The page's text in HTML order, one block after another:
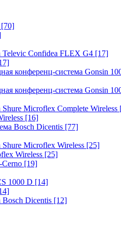
[70]
Televic Confidea FLEX G4 [17]
конференц-система Gonsin
конференц-система Gonsin
Microflex Complete Wireless
[16]
Bosch Dicentis [77]
Microflex Wireless [25]
Wireless [25]
Cerno [19]
1000 D [14]
Bosch Dicentis [12]